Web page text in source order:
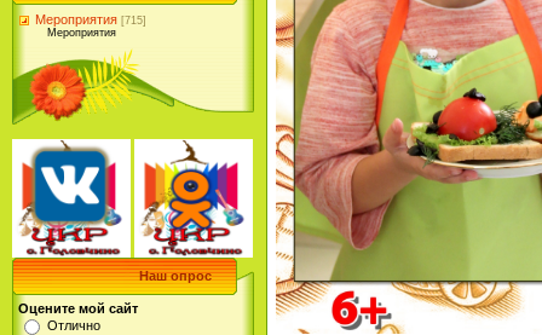
Мероприятия [715]
Мероприятия
Наш опрос
Оцените мой сайт
Отлично